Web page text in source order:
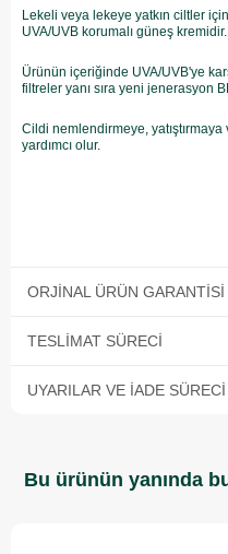
Lekeli veya lekeye yatkın ciltler
UVA/UVB korumalı güneş kremidir.
Ürünün içeriğinde UVA/UVB'ye
filtreler yanı sıra yeni jenerasyon
Cildi nemlendirmeye,
yardımcı olur.
ORJINAL ÜRÜN GARANTISI
TESLIMAT SÜRECI
UYARILAR VE İADE SÜRECI
Bu ürünün yanında